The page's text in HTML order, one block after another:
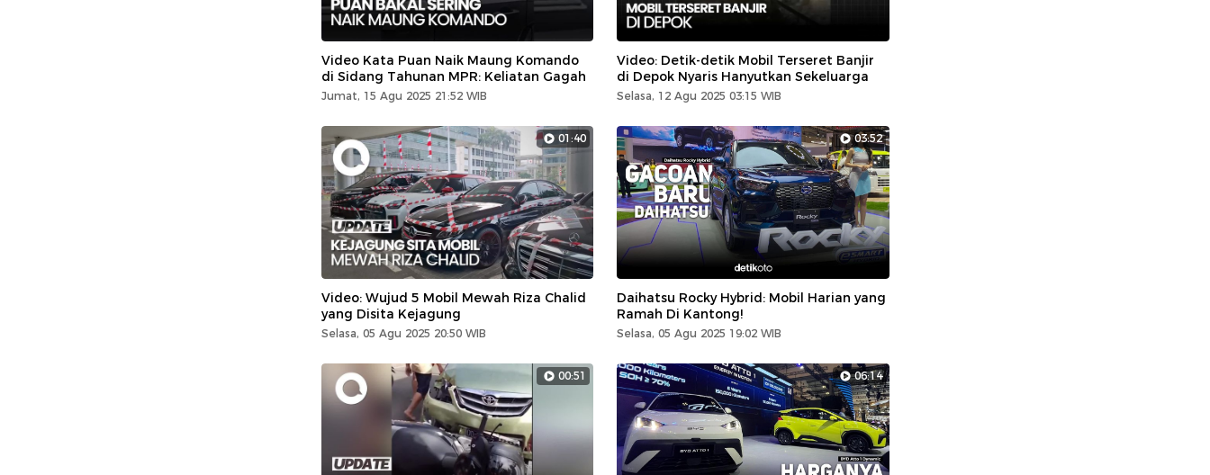
Video Kata Puan Naik Maung Komando
di Sidang Tahunan MPR: Keliatan Gagah
Jumat, 15 Agu 2025 21:52 WIB
Video: Detik-detik Mobil Terseret Banjir
di Depok Nyaris Hanyutkan Sekeluarga
Selasa, 12 Agu 2025 03:15 WIB
01:40
Video: Wujud 5 Mobil Mewah Riza Chalid
yang Disita Kejagung
Selasa, 05 Agu 2025 20:50 WIB
03:52
Daihatsu Rocky Hybrid: Mobil Harian yang
Ramah Di Kantong!
Selasa, 05 Agu 2025 19:02 WIB
00:51 06:14